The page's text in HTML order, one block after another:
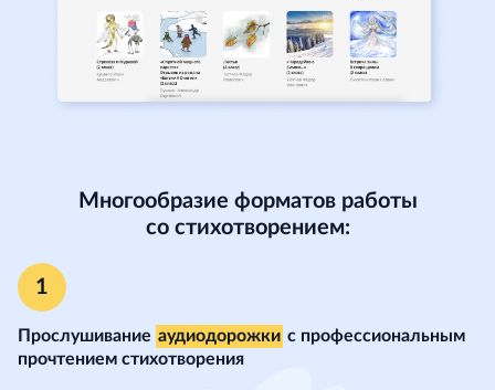
Многообразие форматов работы
со стихотворением:
Прослушивание аудиодорожки с профессиональным
прочтением стихотворения